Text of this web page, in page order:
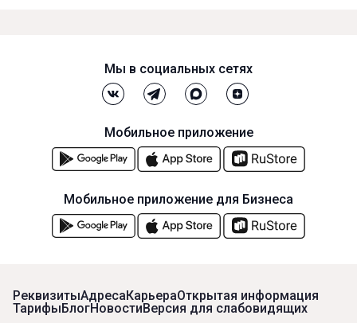
РеквизитыАдресаКарьераОткрытая информация
ТарифыБлогНовостиВерсия для слабовидящих
Мы в социальных сетях
Мобильное приложение
Мобильное приложение для Бизнеса